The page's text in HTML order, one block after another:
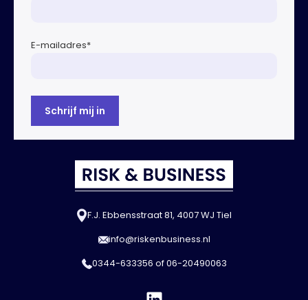
E-mailadres*
F.J. Ebbensstraat 81, 4007 WJ Tiel
info@riskenbusiness.nl
0344-633356 of06-20490063